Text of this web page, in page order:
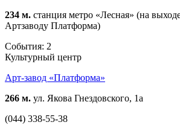
234 м. станция метро «Лесная» (на
Артзаводу Платформа)
События: 2
Культурный центр
Арт-завод «Платформа»
266 м. ул. Якова Гнездовского, 1а
(044) 338-55-38